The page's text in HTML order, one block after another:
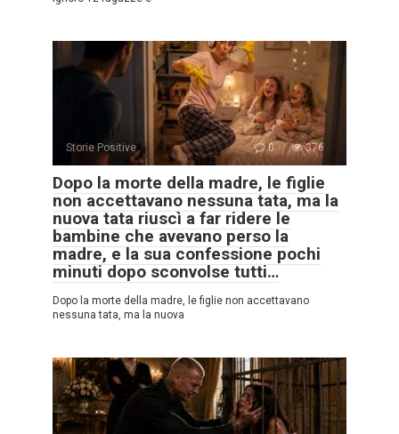
Storie Positive 0 376
Dopo la morte della madre, le figlie
non accettavano nessuna tata, ma la
nuova tata riuscì a far ridere le
bambine che avevano perso la
madre, e la sua confessione pochi
minuti dopo sconvolse tutti…
Dopo la morte della madre, le figlie non accettavano
nessuna tata, ma la nuova